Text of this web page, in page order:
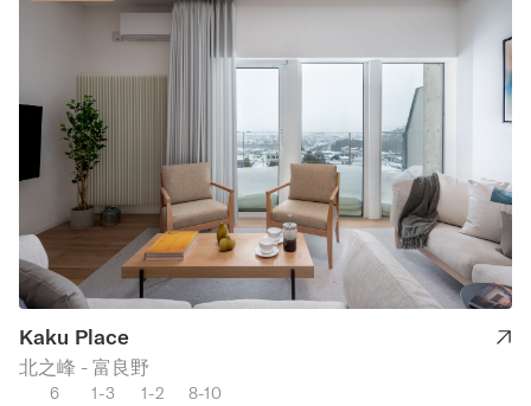
Kaku Place
北之峰 - 富良野
6 1-3 1-2 8-10